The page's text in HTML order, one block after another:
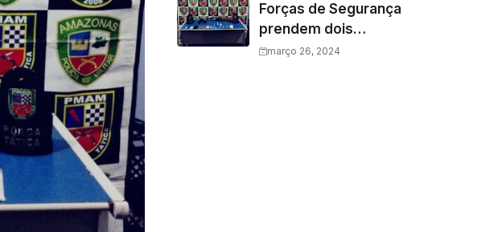
assistência
farmacêutica
Forças de Segurança
prendem dois
homens por tráfico de
março 26, 2024